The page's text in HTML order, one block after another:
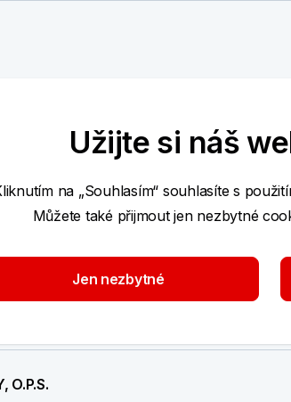
O.P.S.
Užijte si náš
na „Souhlasím“ souhlasíte s
Můžete také přijmout jen nezbytné
Jen nezbytné